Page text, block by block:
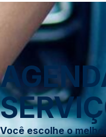
Você escolhe o